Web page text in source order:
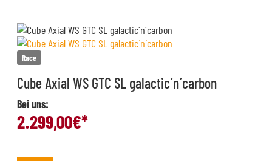
Race
Cube Axial WS GTC SL galactic´n´carbon
Bei uns:
2.299,00€*